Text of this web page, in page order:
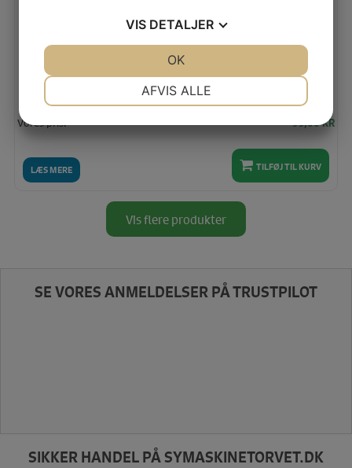
LÆS MERE
Vores pris: 99,00KR
TILFØJ TIL KURV
Vis flere produkter
SE VORES ANMELDELSER PÅ TRUSTPILOT
SIKKER HANDEL PÅ SYMASKINETORVET.DK
VIS DETALJER
AFVIS ALLE
OK